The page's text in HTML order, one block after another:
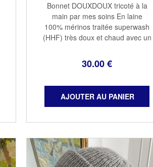
30.00€
Bonnet DOUXDOUX tricoté à la
main par mes soins En laine
100% mérinos traitée superwash
(HHF) très doux et chaud avec un
Taille adulte 100% mérinos
Couleur renaissance Lavage à la